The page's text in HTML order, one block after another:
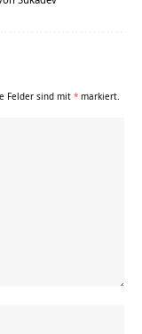
Felder sind mit * markiert.